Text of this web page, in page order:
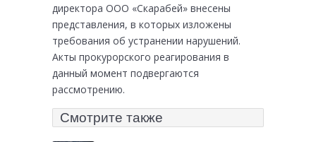
директора ООО «Скарабей» внесены
представления, в которых изложены
требования об устранении нарушений.
Акты прокурорского реагирования в
данный момент подвергаются
рассмотрению.
Смотрите также